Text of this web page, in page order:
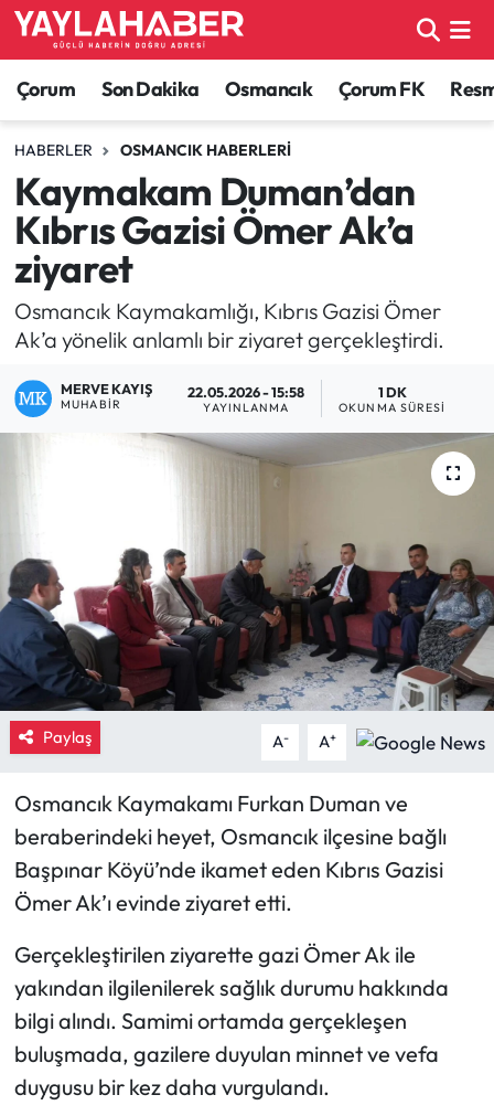
Çorum Son Dakika Osmancık Çorum FK
HABERLER OSMANCIK HABERLERI
Kaymakam Duman’dan
Kıbrıs Gazisi Ömer Ak’a
ziyaret
Osmancık Kaymakamlığı, Kıbrıs Gazisi Ömer
Ak’a yönelik anlamlı bir ziyaret gerçekleştirdi.
MERVE KAYIŞ
MUHABIR
22.05.2026 - 15:58
YAYINLANMA
1 DK
OKUNMA SÜRESI
Paylaş A- A+
Osmancık Kaymakamı Furkan Duman ve
beraberindeki heyet, Osmancık ilçesine bağlı
Başpınar Köyü’nde ikamet eden Kıbrıs Gazisi
Ömer Ak’ı evinde ziyaret etti.
Gerçekleştirilen ziyarette gazi Ömer Ak ile
yakından ilgilenilerek sağlık durumu hakkında
bilgi alındı. Samimi ortamda gerçekleşen
buluşmada, gazilere duyulan minnet ve vefa
duygusu bir kez daha vurgulandı.
Alaca Haberleri
Bayat Haberleri
Bilgi - Keşfet Haberleri
Bilim ve Teknoloji
Boğazkale Haberleri
Dodurga Haberleri
Ekonomi
Güncel
İskilip Haberleri
Kargı Haberleri
Kimdir?
Kültür Sanat
Magazin
Mecitözü Haberleri
Oğuzlar Haberleri
Çorum Nöbetçi Eczaneler
Çorum Hava Durumu
Çorum Namaz Vakitleri
Çorum Trafik Yoğunluk Haritası
TFF 1.Lig Puan Durumu ve Fikstür